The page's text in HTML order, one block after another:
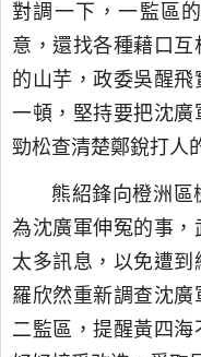
對調一下，一監區
意，還找各種藉口
的山芋，政委吳醒
一頓，堅持要把沈
勁松查清楚鄭銳打人
熊紹鋒向橙洲區
為沈廣軍伸冤的事
太多訊息，以免遭
羅欣然重新調查沈
二監區，提醒黃四